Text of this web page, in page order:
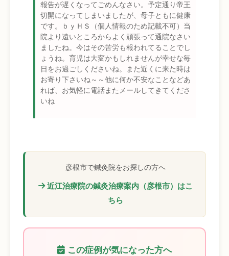
報告が遅くなってごめんなさい。予定通り帝王
切開になってしまいましたが、母子ともに健康
です。ｂｙＨＳ（個人情報のため記載不可）当
院より遠いところからよく頑張って通院なさい
ましたね。今はその苦労も報われてることでし
ょうね。育児は大変かもしれませんが幸せな毎
日をお過ごしくださいね。また近くに来た時は
お寄り下さいね～～他に何か不安なことなどあ
れば、お気軽に電話またメールしてきてくださ
いね
彦根市で鍼灸院をお探しの方へ
近江治療院の鍼灸治療案内（彦根市）はこ
ちら
この症例が気になった方へ